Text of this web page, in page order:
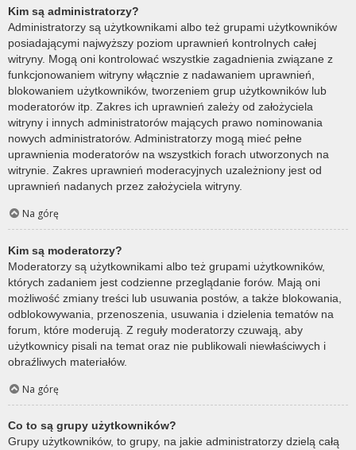
Kim są administratorzy?
Administratorzy są użytkownikami albo też grupami użytkowników
posiadającymi najwyższy poziom uprawnień kontrolnych całej
witryny. Mogą oni kontrolować wszystkie zagadnienia związane z
funkcjonowaniem witryny włącznie z nadawaniem uprawnień,
blokowaniem użytkowników, tworzeniem grup użytkowników lub
moderatorów itp. Zakres ich uprawnień zależy od założyciela
witryny i innych administratorów mających prawo nominowania
nowych administratorów. Administratorzy mogą mieć pełne
uprawnienia moderatorów na wszystkich forach utworzonych na
witrynie. Zakres uprawnień moderacyjnych uzależniony jest od
uprawnień nadanych przez założyciela witryny.
Na górę
Kim są moderatorzy?
Moderatorzy są użytkownikami albo też grupami użytkowników,
których zadaniem jest codzienne przeglądanie forów. Mają oni
możliwość zmiany treści lub usuwania postów, a także blokowania,
odblokowywania, przenoszenia, usuwania i dzielenia tematów na
forum, które moderują. Z reguły moderatorzy czuwają, aby
użytkownicy pisali na temat oraz nie publikowali niewłaściwych i
obraźliwych materiałów.
Na górę
Co to są grupy użytkowników?
Grupy użytkowników, to grupy, na jakie administratorzy dzielą całą